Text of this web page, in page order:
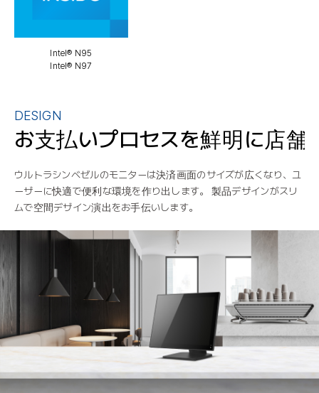
Intel® N95
Intel® N97
DESIGN
お支払いプロセスを鮮明に店舗
ウルトラシンベゼルのモニターは決済画面のサイズが広くなり、ユ
ーザーに快適で便利な環境を作り出します。 製品デザインがスリ
ムで空間デザイン演出をお手伝いします。